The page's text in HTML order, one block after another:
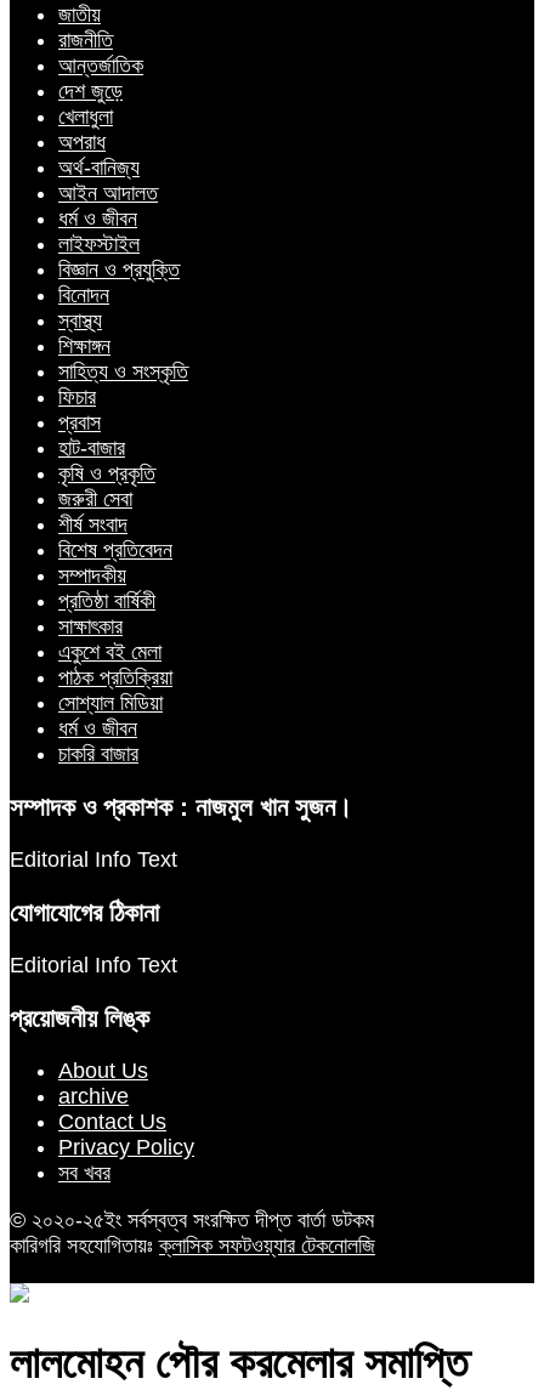
জাতীয়
রাজনীতি
আন্তর্জাতিক
দেশ জুড়ে
খেলাধুলা
অপরাধ
অর্থ-বানিজ্য
আইন আদালত
ধর্ম ও জীবন
লাইফস্টাইল
বিজ্ঞান ও প্রযুক্তি
বিনোদন
স্বাস্থ্য
শিক্ষাঙ্গন
সাহিত্য ও সংস্কৃতি
ফিচার
প্রবাস
হাট-বাজার
কৃষি ও প্রকৃতি
জরুরী সেবা
শীর্ষ সংবাদ
বিশেষ প্রতিবেদন
সম্পাদকীয়
প্রতিষ্ঠা বার্ষিকী
সাক্ষাৎকার
একুশে বই মেলা
পাঠক প্রতিক্রিয়া
সোশ্যাল মিডিয়া
ধর্ম ও জীবন
চাকরি বাজার
সম্পাদক ও প্রকাশক : নাজমুল খান সুজন।
Editorial Info Text
যোগাযোগের ঠিকানা
Editorial Info Text
প্রয়োজনীয় লিঙ্ক
About Us
archive
Contact Us
Privacy Policy
সব খবর
© ২০২০-২৫ইং সর্বস্বত্ব সংরক্ষিত দীপ্ত বার্তা ডটকম
কারিগরি সহযোগিতায়ঃক্লাসিক সফটওয়্যার টেকনোলজি
লালমোহন পৌর করমেলার সমাপ্তি